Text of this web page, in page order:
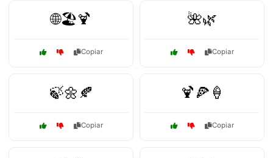
🌐🏖️🍹
Copiar
🌺🌿
Copiar
🍃🌼🍂
Copiar
🍹🍕🍦
Copiar